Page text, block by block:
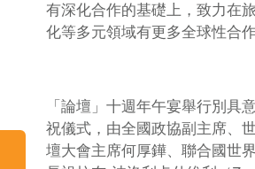
有深化合作的基礎上，致力在
化等多元領域有更多全球性合作
「論壇」十週年午宴舉行別具
祝儀式，由全國政協副主席、
壇大會主席何厚鏵、聯合國世